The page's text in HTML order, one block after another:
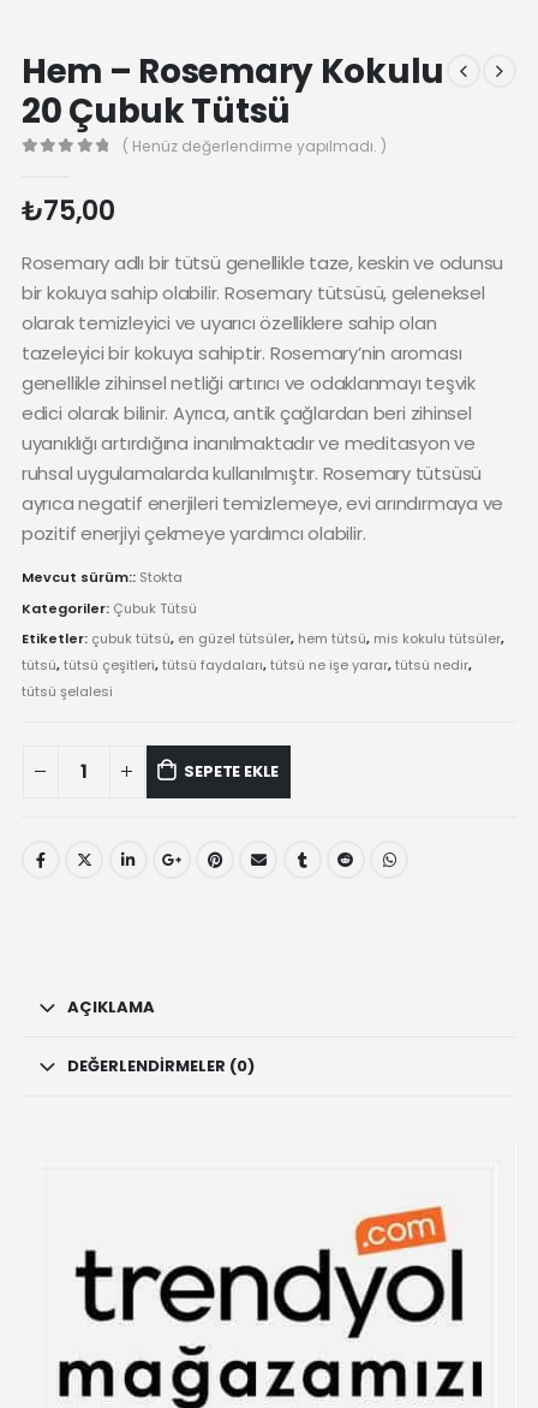
Hem – Rosemary Kokulu
20 Çubuk Tütsü
( Henüz değerlendirme yapılmadı. )
₺75,00
Rosemary adlı bir tütsü genellikle taze, keskin ve odunsu
bir kokuya sahip olabilir. Rosemary tütsüsü, geleneksel
olarak temizleyici ve uyarıcı özelliklere sahip olan
tazeleyici bir kokuya sahiptir. Rosemary’nin aroması
genellikle zihinsel netliği artırıcı ve odaklanmayı teşvik
edici olarak bilinir. Ayrıca, antik çağlardan beri zihinsel
uyanıklığı artırdığına inanılmaktadır ve meditasyon ve
ruhsal uygulamalarda kullanılmıştır. Rosemary tütsüsü
ayrıca negatif enerjileri temizlemeye, evi arındırmaya ve
pozitif enerjiyi çekmeye yardımcı olabilir.
Mevcut sürüm:: Stokta
Kategoriler: Çubuk Tütsü
Etiketler: çubuk tütsü, en güzel tütsüler, hem tütsü, mis kokulu tütsüler,
tütsü,tütsü çeşitleri,tütsü faydaları,tütsü ne işe yarar,tütsü nedir,
tütsü şelalesi
20
SEPETE EKLE
AÇIKLAMA
DEĞERLENDIRMELER (0)